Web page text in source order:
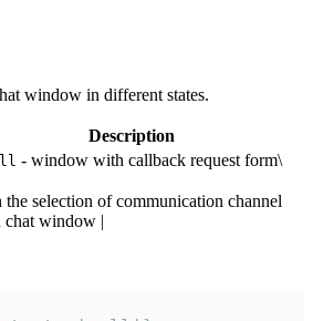
window in different states.
Description
- window with callback request form\
selection of communication channel
chat window |